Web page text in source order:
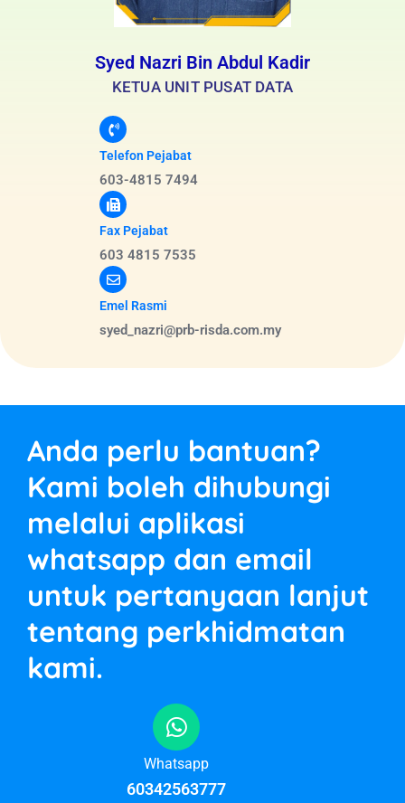
Syed Nazri Bin Abdul Kadir
KETUA UNIT PUSAT DATA
Telefon Pejabat
603-4815 7494
Fax Pejabat
603 4815 7535
Emel Rasmi
syed_nazri@prb-risda.com.my
Anda perlu bantuan?
Kami boleh dihubungi
melalui aplikasi
whatsapp dan email
untuk pertanyaan lanjut
tentang perkhidmatan
kami.
Whatsapp
60342563777